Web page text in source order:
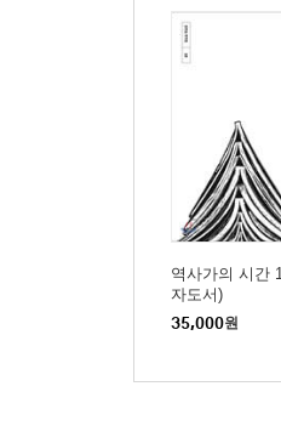
교정 곳곳에 이상
국내 ‘최고’의 ‘민
우리나라의 대학
13장 그밖에 남
쿄오또제국대학
자칭 자유주의자
‘대일본제국’ 외
군사독재의 ‘독
군사독재의 ‘독
비전향장기수들
역사가의 시간
자도서)
35,000원